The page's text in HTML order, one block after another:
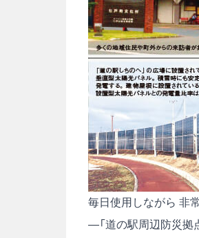
毎日使用しながら 非
―「道の駅周辺防災拠